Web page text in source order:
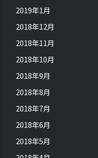
2019年1月
2018年12月
2018年11月
2018年10月
2018年9月
2018年8月
2018年7月
2018年6月
2018年5月